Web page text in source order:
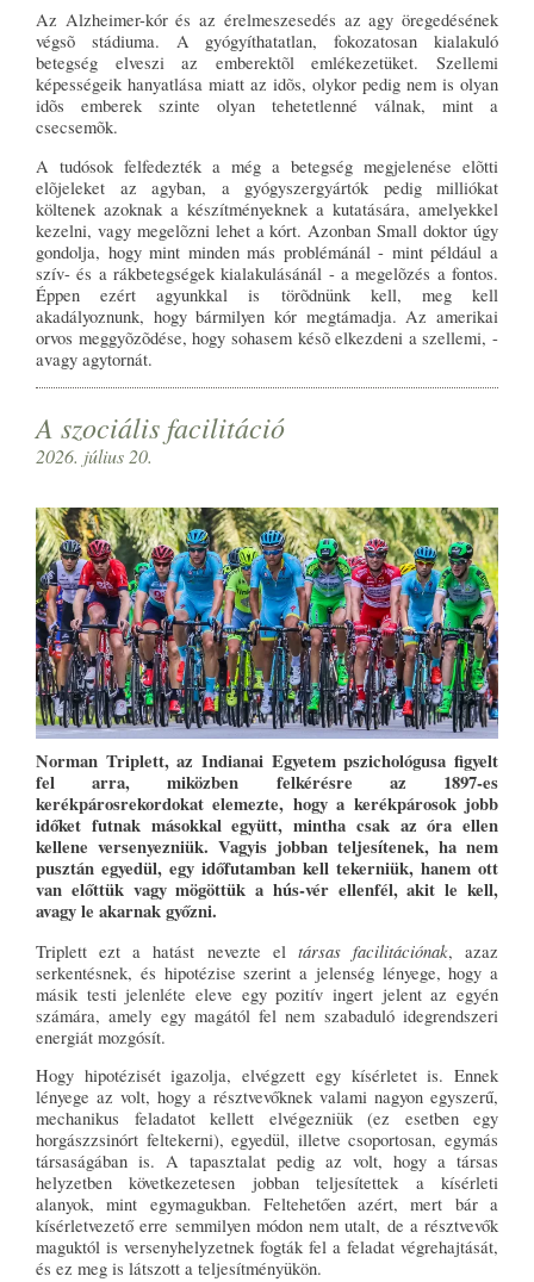
Az Alzheimer-kór és az érelmeszesedés az agy öregedésének
végsõ stádiuma. A gyógyíthatatlan, fokozatosan kialakuló
betegség elveszi az emberektõl emlékezetüket. Szellemi
képességeik hanyatlása miatt az idõs, olykor pedig nem is olyan
idõs emberek szinte olyan tehetetlenné válnak, mint a
csecsemõk.
A tudósok felfedezték a még a betegség megjelenése elõtti
elõjeleket az agyban, a gyógyszergyártók pedig milliókat
költenek azoknak a készítményeknek a kutatására, amelyekkel
kezelni, vagy megelõzni lehet a kórt. Azonban Small doktor úgy
gondolja, hogy mint minden más problémánál - mint például a
szív- és a rákbetegségek kialakulásánál - a megelõzés a fontos.
Éppen ezért agyunkkal is törõdnünk kell, meg kell
akadályoznunk, hogy bármilyen kór megtámadja. Az amerikai
orvos meggyõzõdése, hogy sohasem késõ elkezdeni a szellemi, -
avagy agytornát.
A szociális facilitáció
2026. július 20.
Norman Triplett, az Indianai Egyetem pszichológusa figyelt
fel arra, miközben felkérésre az 1897-es
kerékpárosrekordokat elemezte, hogy a kerékpárosok jobb
időket futnak másokkal együtt, mintha csak az óra ellen
kellene versenyezniük. Vagyis jobban teljesítenek, ha nem
pusztán egyedül, egy időfutamban kell tekerniük, hanem ott
van előttük vagy mögöttük a hús-vér ellenfél, akit le kell,
avagy le akarnak győzni.
Triplett ezt a hatást nevezte el társas facilitációnak, azaz
serkentésnek, és hipotézise szerint a jelenség lényege, hogy a
másik testi jelenléte eleve egy pozitív ingert jelent az egyén
számára, amely egy magától fel nem szabaduló idegrendszeri
energiát mozgósít.
Hogy hipotézisét igazolja, elvégzett egy kísérletet is. Ennek
lényege az volt, hogy a résztvevőknek valami nagyon egyszerű,
mechanikus feladatot kellett elvégezniük (ez esetben egy
horgászzsinórt feltekerni), egyedül, illetve csoportosan, egymás
társaságában is. A tapasztalat pedig az volt, hogy a társas
helyzetben következetesen jobban teljesítettek a kísérleti
alanyok, mint egymagukban. Feltehetően azért, mert bár a
kísérletvezető erre semmilyen módon nem utalt, de a résztvevők
maguktól is versenyhelyzetnek fogták fel a feladat végrehajtását,
és ez meg is látszott a teljesítményükön.